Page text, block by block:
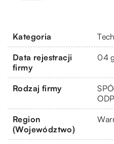
Kategoria
Data rejestracji
firmy
04
Rodzaj firmy
Region
(Województwo)